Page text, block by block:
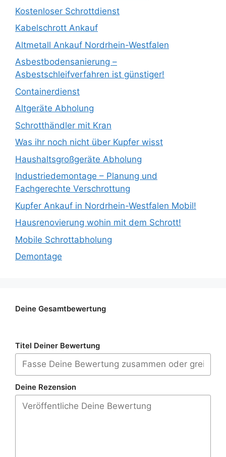
Kostenloser Schrottdienst
Kabelschrott Ankauf
Altmetall Ankauf Nordrhein-Westfalen
Asbestbodensanierung –
Asbestschleifverfahren ist günstiger!
Containerdienst
Altgeräte Abholung
Schrotthändler mit Kran
Was ihr noch nicht über Kupfer wisst
Haushaltsgroßgeräte Abholung
Industriedemontage – Planung und
Fachgerechte Verschrottung
Kupfer Ankauf in Nordrhein-Westfalen Mobil!
Hausrenovierung wohin mit dem Schrott!
Mobile Schrottabholung
Demontage
Deine Gesamtbewertung
Titel Deiner Bewertung
Deine Rezension